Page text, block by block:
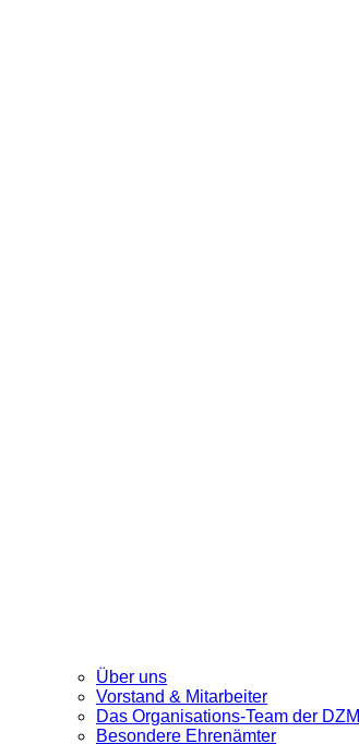
Über uns
Vorstand & Mitarbeiter
Das Organisations-Team der DZM
Besondere Ehrenämter